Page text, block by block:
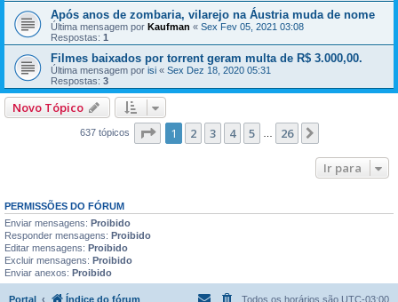
Após anos de zombaria, vilarejo na Áustria muda de nome
Última mensagem por Kaufman « Sex Fev 05, 2021 03:08
Respostas: 1
Filmes baixados por torrent geram multa de R$ 3.000,00.
Última mensagem por isi « Sex Dez 18, 2020 05:31
Respostas: 3
Novo Tópico
637 tópicos Página de 26
1 2 3 4 5 26
Ir para
PERMISSÕES DO FÓRUM
Enviar mensagens: Proibido
Responder mensagens: Proibido
Editar mensagens: Proibido
Excluir mensagens: Proibido
Enviar anexos: Proibido
Portal Índice do fórum Todos os horários são UTC-03:00